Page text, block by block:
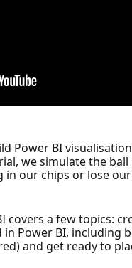
Power BI
we simulate the
our chips or lose
covers a few topics:
Power BI, including
and get ready to